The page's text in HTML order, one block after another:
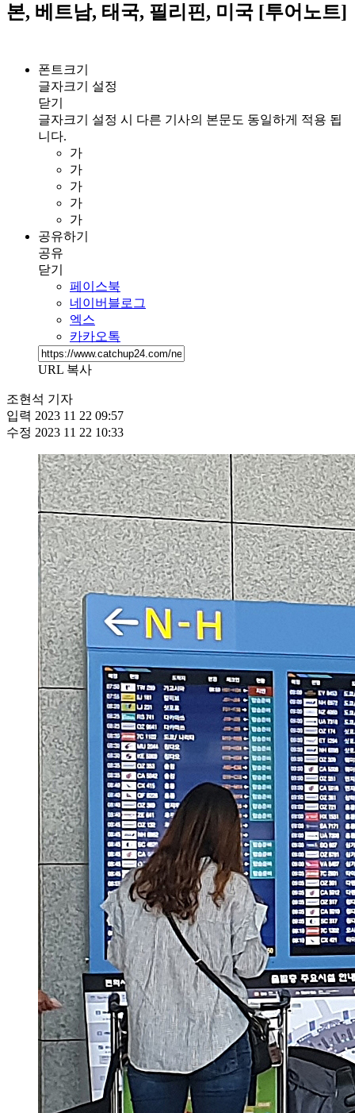
본, 베트남, 태국, 필리핀, 미국 [투어노트]
폰트크기
글자크기 설정
닫기
글자크기 설정 시 다른 기사의 본문도 동일하게 적용 됩
니다.
가
가
가
가
가
공유하기
공유
닫기
페이스북
네이버블로그
엑스
카카오톡
URL 복사
조현석 기자
입력 2023 11 22 09:57
수정 2023 11 22 10:33